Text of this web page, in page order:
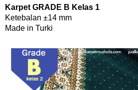
Karpet GRADE B Kelas 1
Ketebalan ±14 mm
Made in Turki